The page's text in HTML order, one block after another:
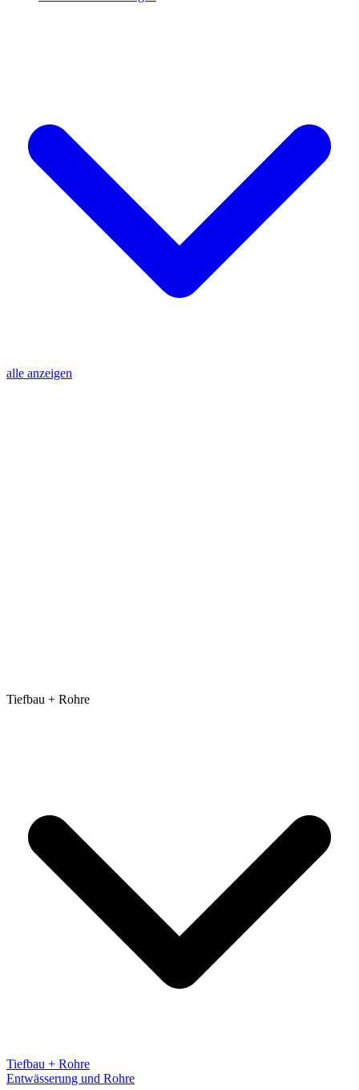
alle anzeigen
Tiefbau + Rohre
Tiefbau + Rohre
Entwässerung und Rohre